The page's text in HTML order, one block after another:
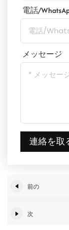
電話/
メッセージ
連絡を取
前の
次